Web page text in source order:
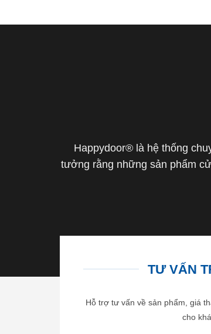
Happydoor® là hệ thống
tưởng rằng những sản phẩm
TƯ VẤN
Hỗ trợ tư vấn về sản phẩm, giá
cho